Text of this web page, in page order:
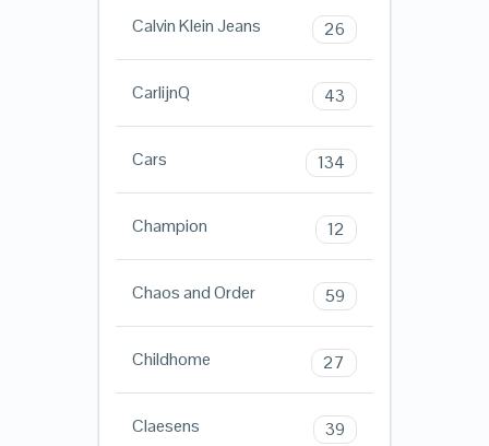
Calvin Klein Jeans 26
CarlijnQ 43
Cars 134
Champion 12
Chaos and Order 59
Childhome 27
Claesens 39